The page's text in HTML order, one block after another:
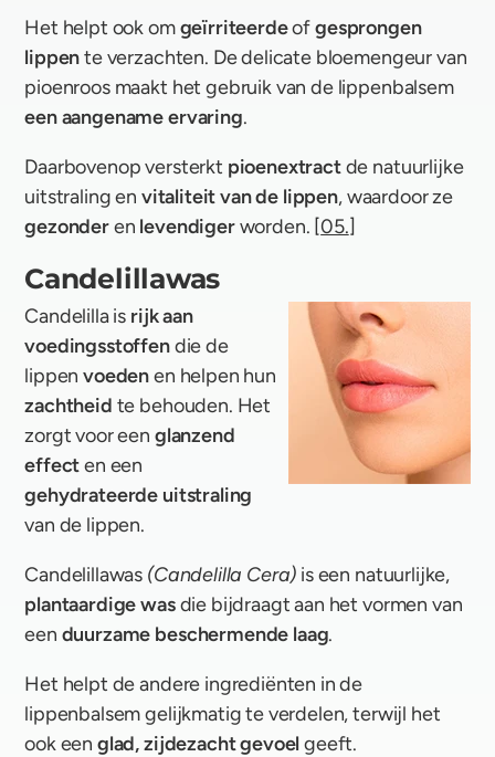
Het helpt ook omgeïrriteerdeofgesprongen
lippente verzachten. De delicate bloemengeur van
pioenroos maakt het gebruik van de lippenbalsem
een aangename ervaring.
Daarbovenop versterkt pioenextractde natuurlijke
uitstraling en vitaliteit van de lippen, waardoor ze
gezonderen levendigerworden. [05.]
Candelillawas
Candelilla is rijk aan
voedingsstoffendie de
lippenvoedenen helpen hun
zachtheid te behouden. Het
zorgt voor een glanzend
effecten een
gehydrateerde uitstraling
van de lippen.
Candelillawas (Candelilla Cera) is een natuurlijke,
plantaardige wasdie bijdraagt aan het vormen van
een duurzame beschermende laag.
Het helpt de andere ingrediënten in de
lippenbalsem gelijkmatig te verdelen, terwijl het
ook een glad, zijdezacht gevoelgeeft.